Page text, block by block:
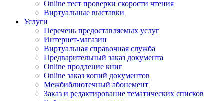
Online тест проверки скорости чтения
Виртуальные выставки
Услуги
Перечень предоставляемых услуг
Интернет-магазин
Виртуальная справочная служба
Предварительный заказ документа
Online продление книг
Online заказ копий документов
Межбиблиотечный абонемент
Заказ и редактирование тематических списков